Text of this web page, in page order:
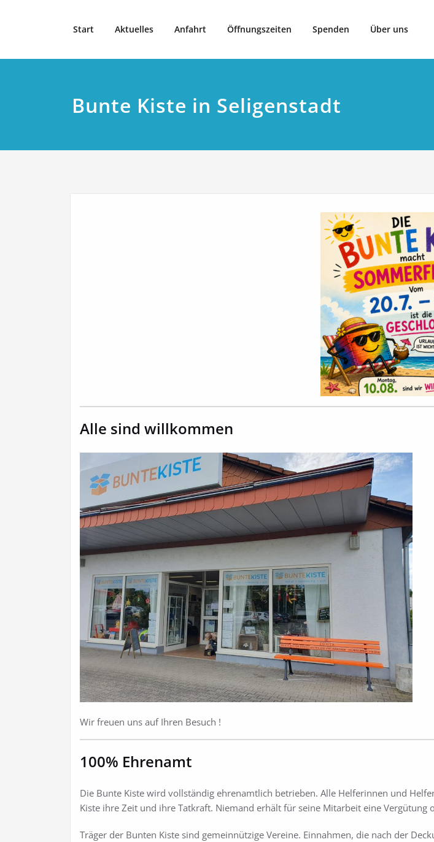
Start Aktuelles Anfahrt Öffnungszeiten Spenden Über uns
Bunte Kiste in Seligenstadt
Alle sind willkommen
Wir freuen uns auf Ihren Besuch !
100% Ehrenamt
Die Bunte Kiste wird vollständig ehrenamtlich betrieben. Alle Helferinnen und
Kiste ihre Zeit und ihre Tatkraft. Niemand erhält für seine Mitarbeit eine Vergütung
Träger der Bunten Kiste sind gemeinnützige Vereine. Einnahmen, die nach der